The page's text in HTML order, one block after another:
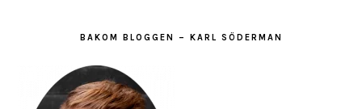
BAKOM BLOGGEN – KARL SÖDERMAN